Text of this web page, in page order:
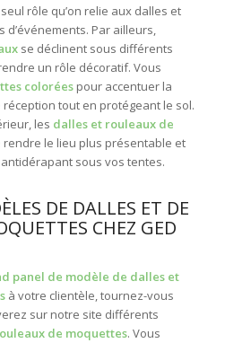
rôle qu’on relie aux dalles et
Par ailleurs,
se déclinent sous différents
un rôle décoratif. Vous
coloréespour accentuer la
tout en protégeant le sol.
les dalles et rouleaux de
rendre le lieu plus présentable et
sous vos tentes.
DE DALLES ET DE
CHEZ GED
panel de modèle de dalles et
à votre clientèle, tournez-vous
sur notre site différents
de moquettes. Vous